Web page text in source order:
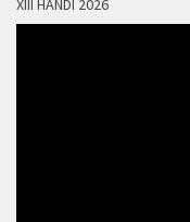
XIII HANDI 2026